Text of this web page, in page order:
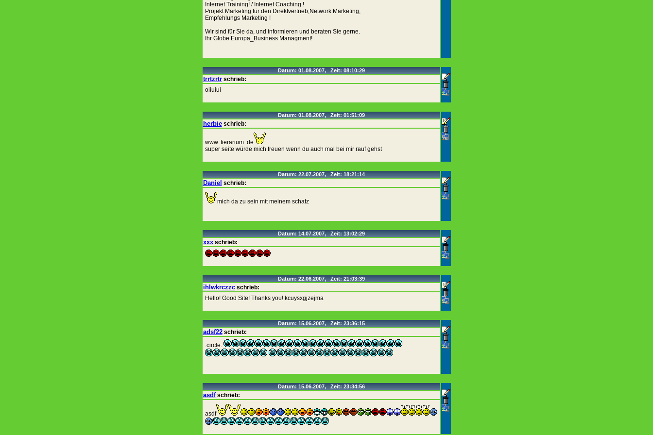
Internet Training! / Internet Coaching !
Projekt Marketing für den Direktvertrieb,Network Marketing,
Empfehlungs Marketing !
Wir sind für Sie da, und informieren und beraten Sie gerne.
Ihr Globe Europa_Business Managment!
Datum: 01.08.2007, Zeit: 08:10:29
trrtzrtrschrieb:
oiiuiui
Datum: 01.08.2007, Zeit: 01:51:09
herbieschrieb:
www. tierarium .de
super seite würde mich freuen wenn du auch mal bei mir rauf gehst
Datum: 22.07.2007, Zeit: 18:21:14
Daniel schrieb:
mich da zu sein mit meinem schatz
Datum: 14.07.2007, Zeit: 13:02:29
xxxschrieb:
Datum: 22.06.2007, Zeit: 21:03:39
ihlwkrczzcschrieb:
Hello! Good Site! Thanks you! kcuysxgjzejma
Datum: 15.06.2007, Zeit: 23:36:15
adsf22schrieb:
:circle:
Datum: 15.06.2007, Zeit: 23:34:56
asdfschrieb:
asdf